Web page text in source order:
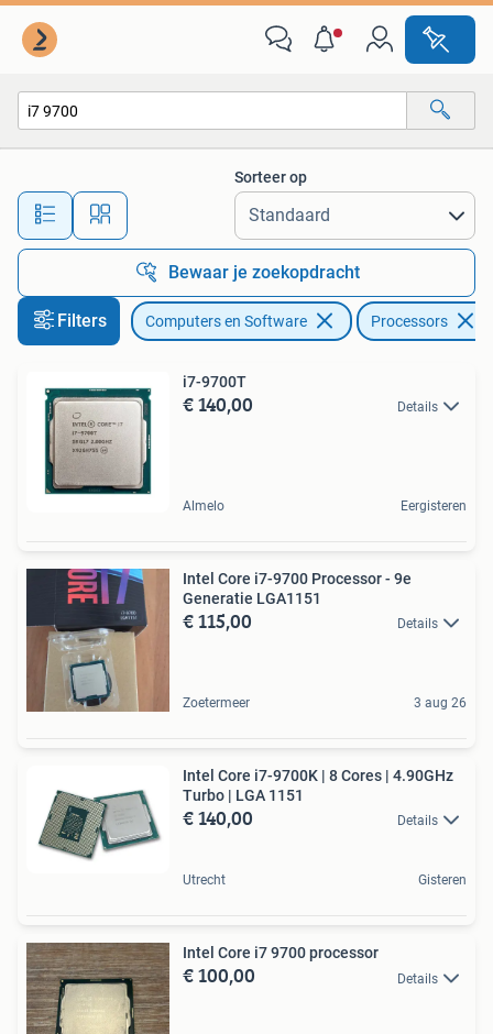
Alle afstanden…
Sorteer op
Bewaar je zoekopdracht
Filters Computers en Software Processors
i7-9700T
€ 140,00 Details
Almelo Eergisteren
Intel Core i7-9700 Processor - 9e
Generatie LGA1151
€ 115,00 Details
Zoetermeer 3 aug 26
Intel Core i7-9700K | 8 Cores | 4.90GHz
Turbo | LGA 1151
€ 140,00 Details
Utrecht Gisteren
Intel Core i7 9700 processor
€ 100,00 Details